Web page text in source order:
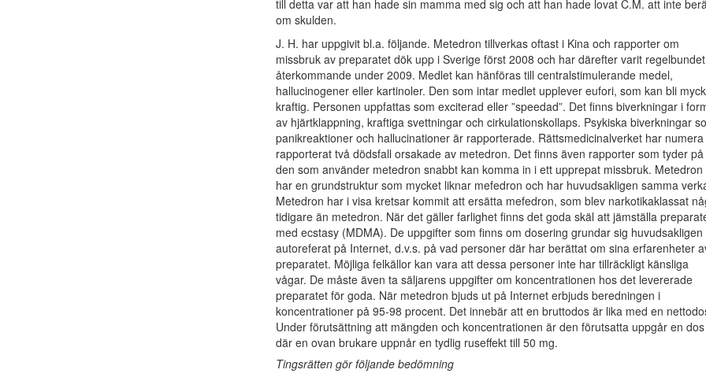
till detta var att han hade sin mamma med sig och att han hade lovat C.M. att inte
om skulden.
J. H. har uppgivit bl.a. följande. Metedron tillverkas oftast i Kina och rapporter om
missbruk av preparatet dök upp i Sverige först 2008 och har därefter varit regelbundet
återkommande under 2009. Medlet kan hänföras till centralstimulerande medel,
hallucinogener eller kartinoler. Den som intar medlet upplever eufori, som kan bli
kraftig. Personen uppfattas som exciterad eller ”speedad”. Det finns biverkningar i
av hjärtklappning, kraftiga svettningar och cirkulationskollaps. Psykiska biverkningar
panikreaktioner och hallucinationer är rapporterade. Rättsmedicinalverket har numera
rapporterat två dödsfall orsakade av metedron. Det finns även rapporter som tyder
den som använder metedron snabbt kan komma in i ett upprepat missbruk. Metedron
har en grundstruktur som mycket liknar mefedron och har huvudsakligen samma
Metedron har i visa kretsar kommit att ersätta mefedron, som blev narkotikaklassat
tidigare än metedron. När det gäller farlighet finns det goda skäl att jämställa
med ecstasy (MDMA). De uppgifter som finns om dosering grundar sig huvudsakligen
autoreferat på Internet, d.v.s. på vad personer där har berättat om sina erfarenheter
preparatet. Möjliga felkällor kan vara att dessa personer inte har tillräckligt känsliga
vågar. De måste även ta säljarens uppgifter om koncentrationen hos det levererade
preparatet för goda. När metedron bjuds ut på Internet erbjuds beredningen i
koncentrationer på 95-98 procent. Det innebär att en bruttodos är lika med en
Under förutsättning att mängden och koncentrationen är den förutsatta uppgår en dos
där en ovan brukare uppnår en tydlig ruseffekt till 50 mg.
Tingsrätten gör följande bedömning